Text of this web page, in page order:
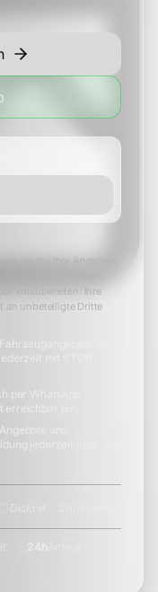
Ihre Angaben
(Telefon,
vorzubereiten. Ihre
an unbeteiligte Dritte
und
mit STOP
per WhatsApp
bin.
und
jederzeit über den
24h